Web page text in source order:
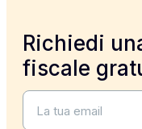
Richiedi
fiscale